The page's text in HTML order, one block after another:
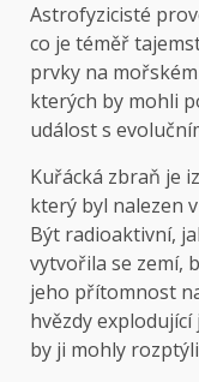
Astrofyzicisté
co je téměř
prvky na
kterých by mohli
událost s
Kuřácká zbraň je
který byl nalezen v
Být radioaktivní,
vytvořila se zemí,
jeho přítomnost
hvězdy
by ji mohly